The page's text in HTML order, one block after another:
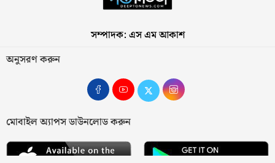
সম্পাদক: এস এম আকাশ
অনুসরণ করুন
মোবাইল অ্যাপস ডাউনলোড করুন